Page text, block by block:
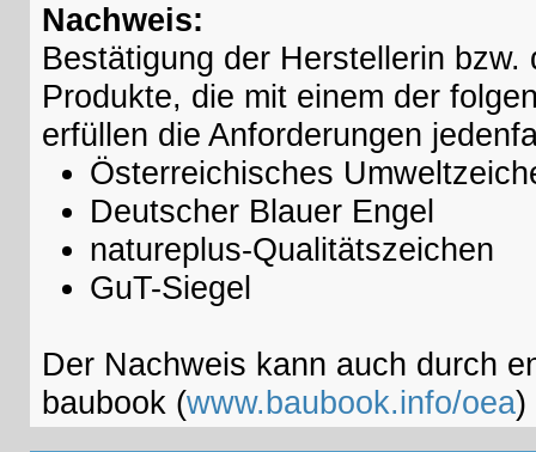
Nachweis:
Bestätigung der Herstellerin bzw.
Produkte, die mit einem der
erfüllen die Anforderungen
Österreichisches
Deutscher Blauer Engel
natureplus-Qualitätszeichen
GuT-Siegel
Der Nachweis kann auch durch
baubook (www.baubook.info/oea)